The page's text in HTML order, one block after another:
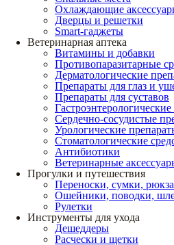
Охлаждающие
Дверцы и решетки
Smart-гаджеты
Ветеринарная аптека
Витамины и добавки
Противопаразитарные
Дерматологические
Препараты для глаз и
Препараты для суставов
Сердечно-сосудистые
Урологические
Стоматологические
Антибиотики
Ветеринарные
Прогулки и путешествия
Переноски, сумки,
Ошейники, поводки,
Рулетки
Инструменты для ухода
Дешеддеры
Расчески и щетки